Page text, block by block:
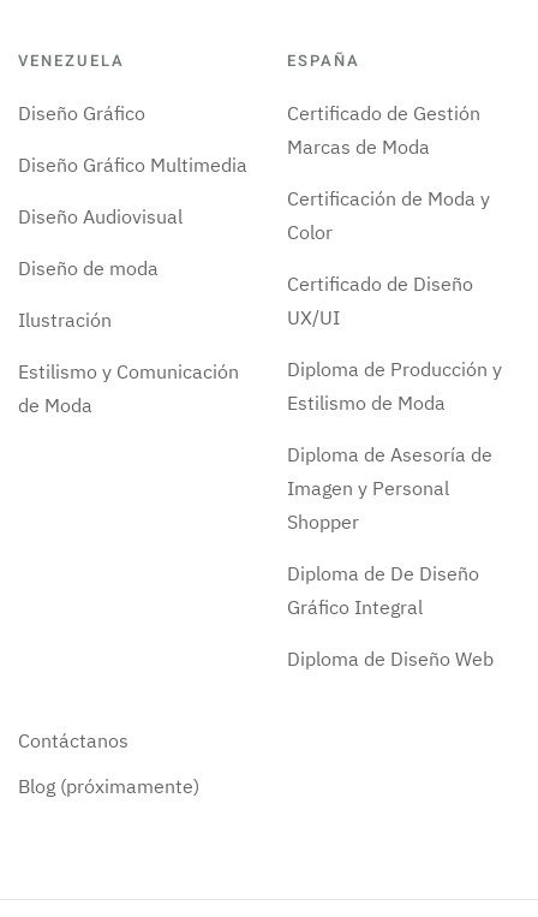
VENEZUELA
Diseño Gráfico
Diseño Gráfico Multimedia
Diseño Audiovisual
Diseño de moda
Ilustración
Estilismo y Comunicación
de Moda
ESPAÑA
Certificado de Gestión
Marcas de Moda
Certificación de Moda y
Color
Certificado de Diseño
UX/UI
Diploma de Producción y
Estilismo de Moda
Diploma de Asesoría de
Imagen y Personal
Shopper
Diploma de De Diseño
Gráfico Integral
Diploma de Diseño Web
Contáctanos
Blog (próximamente)